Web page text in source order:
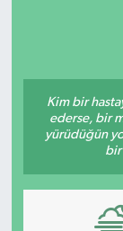
Kim bir
ederse, bir
yürüdüğün
bir
Son